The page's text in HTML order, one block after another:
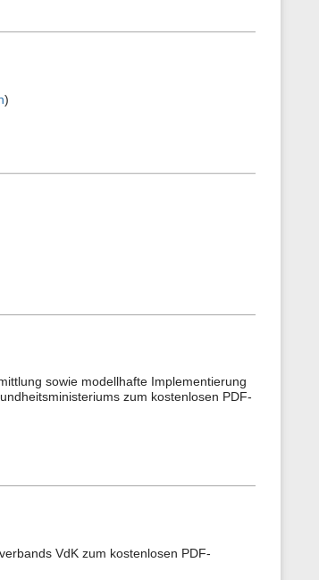
)
sowie modellhafte Implementierung
zum kostenlosen PDF-
VdK zum kostenlosen PDF-